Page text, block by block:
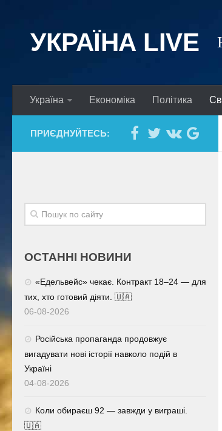
УКРАЇНА LIVE
Україна Економіка Політика
ПРИЄДНУЙТЕСЬ:
ОСТАННІ НОВИНИ
«Едельвейс» чекає. Контракт 18–24 — для
тих, хто готовий діяти. 🇺🇦
06-08-2026
Російська пропаганда продовжує
вигадувати нові історії навколо подій в
Україні
04-08-2026
Коли обираєш 92 — завжди у виграші.
🇺🇦